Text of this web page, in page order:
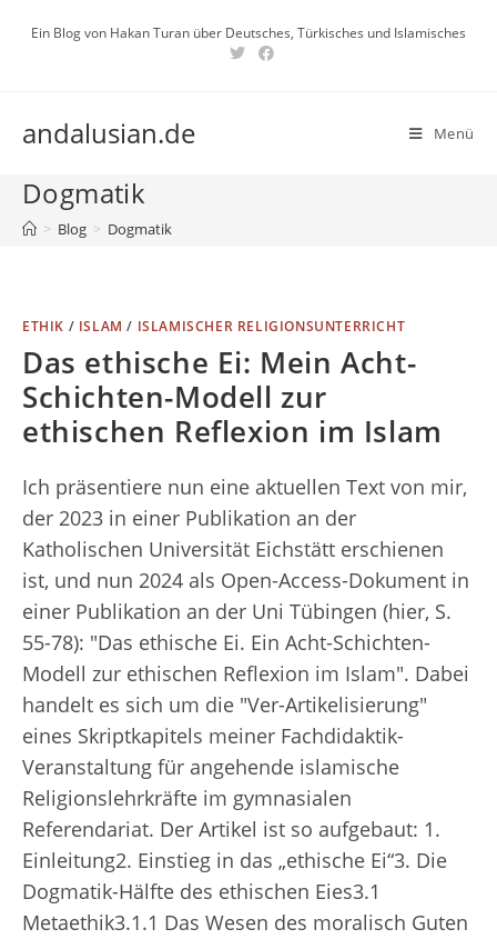
InhaltEin Blog von Hakan Turan über Deutsches, Türkisches und Islamisches
andalusian.de Menü
Dogmatik
> Blog > Dogmatik
ETHIK / ISLAM / ISLAMISCHER RELIGIONSUNTERRICHT
Das ethische Ei: Mein Acht-
Schichten-Modell zur
ethischen Reflexion im Islam
Ich präsentiere nun eine aktuellen Text von mir,
der 2023 in einer Publikation an der
Katholischen Universität Eichstätt erschienen
ist, und nun 2024 als Open-Access-Dokument in
einer Publikation an der Uni Tübingen (hier, S.
55-78): "Das ethische Ei. Ein Acht-Schichten-
Modell zur ethischen Reflexion im Islam". Dabei
handelt es sich um die "Ver-Artikelisierung"
eines Skriptkapitels meiner Fachdidaktik-
Veranstaltung für angehende islamische
Religionslehrkräfte im gymnasialen
Referendariat. Der Artikel ist so aufgebaut: 1.
Einleitung2. Einstieg in das „ethische Ei“3. Die
Dogmatik-Hälfte des ethischen Eies3.1
Metaethik3.1.1 Das Wesen des moralisch Guten